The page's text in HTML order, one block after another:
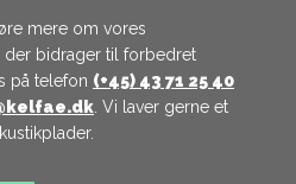
mere om vores
der bidrager til forbedret
på telefon (+45) 43 71 25 40
. Vi laver gerne et